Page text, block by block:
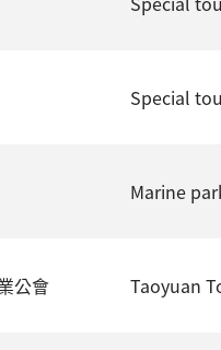
Special
Marine
公會 Taoyuan